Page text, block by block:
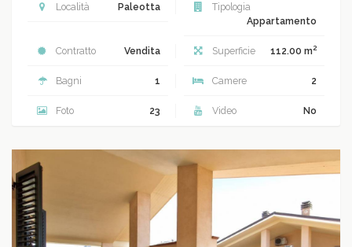
Località Paleotta
Tipologia
Appartamento
Contratto Vendita Superficie 112.00 m2
Bagni 1 Camere 2
Foto 23 Video No